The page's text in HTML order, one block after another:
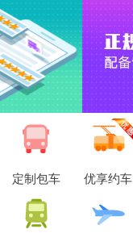
定制包车 优享约车